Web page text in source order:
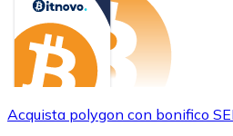
Acquista polygon con bonifico